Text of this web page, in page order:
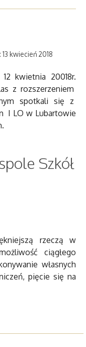
kwiecień 2018
kwietnia 20018r.
z rozszerzeniem
spotkali się z
I LO w Lubartowie
Szkół
rzeczą w
ciągłego
własnych
pięcie się na